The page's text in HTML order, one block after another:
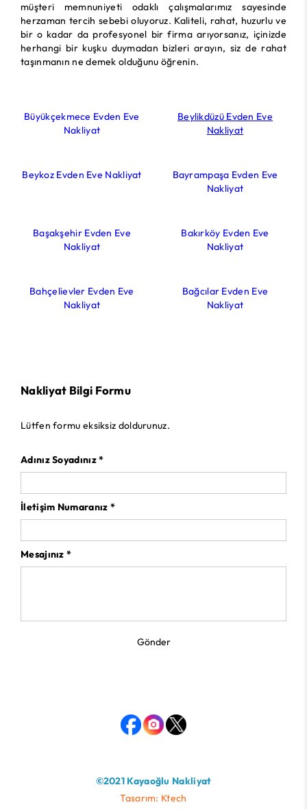
müşteri memnuniyeti odaklı çalışmalarımız sayesinde
herzaman tercih sebebi oluyoruz. Kaliteli, rahat, huzurlu ve
bir o kadar da profesyonel bir firma arıyorsanız, içinizde
herhangi bir kuşku duymadan bizleri arayın, siz de rahat
taşınmanın ne demek olduğunu öğrenin.
Büyükçekmece Evden Eve
Nakliyat
Beylikdüzü Evden Eve
Nakliyat
Beykoz Evden Eve Nakliyat
Bayrampaşa Evden Eve
Nakliyat
Başakşehir Evden Eve
Nakliyat
Bakırköy Evden Eve
Nakliyat
Bahçelievler Evden Eve
Nakliyat
Bağcılar Evden Eve
Nakliyat
Nakliyat Bilgi Formu
Lütfen formu eksiksiz doldurunuz.
Adınız Soyadınız *
İletişim Numaranız *
Mesajınız *
Gönder
©2021 Kayaoğlu Nakliyat
Tasarım: Ktech